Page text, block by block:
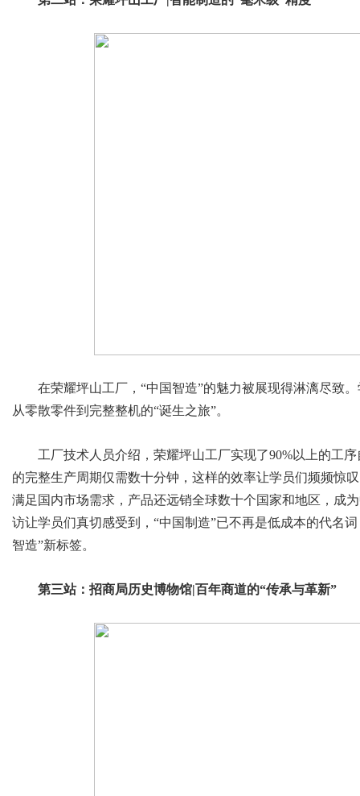
在荣耀坪山工厂，“中国智造”的魅力被展现得淋漓尽致
从零散零件到完整整机的“诞生之旅”。
工厂技术人员介绍，荣耀坪山工厂实现了90%以上的工
的完整生产周期仅需数十分钟，这样的效率让学员们频频惊
满足国内市场需求，产品还远销全球数十个国家和地区，成
访让学员们真切感受到，“中国制造”已不再是低成本的代名
智造”新标签。
第三站：招商局历史博物馆|百年商道的“传承与革新”